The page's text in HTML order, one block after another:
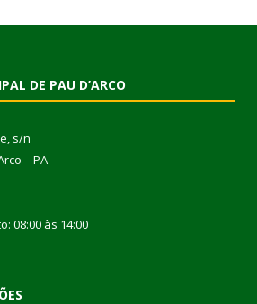
DE PAU D’ARCO
s/n
– PA
08:00 às 14:00